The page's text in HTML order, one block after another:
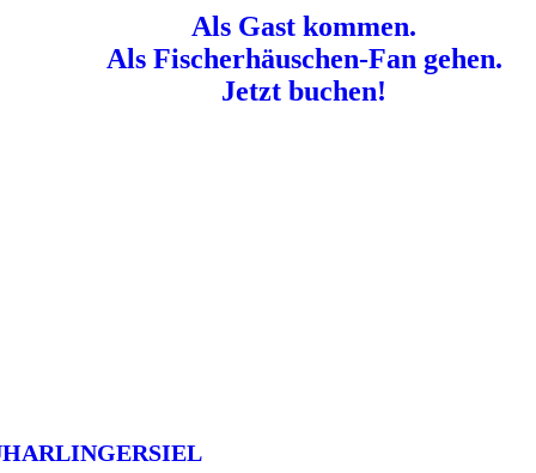
Als Gast kommen.
Als Fischerhäuschen-Fan gehen.
Jetzt buchen!